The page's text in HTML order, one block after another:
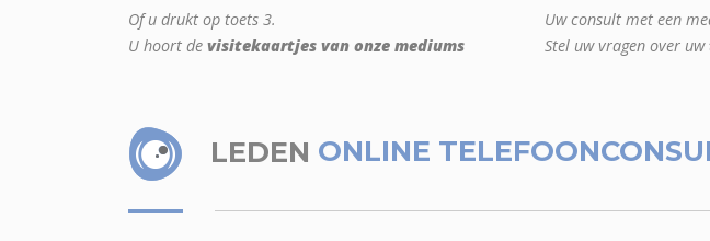
Of u drukt op toets 3.
U hoort de visitekaartjes van onze mediums
Uw consult met een
Stel uw vragen over uw
LEDEN ONLINE